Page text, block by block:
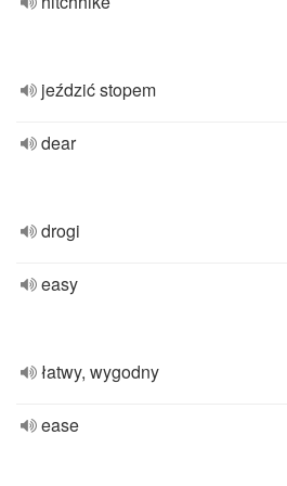
jeździć stopem
dear
drogi
easy
łatwy, wygodny
ease